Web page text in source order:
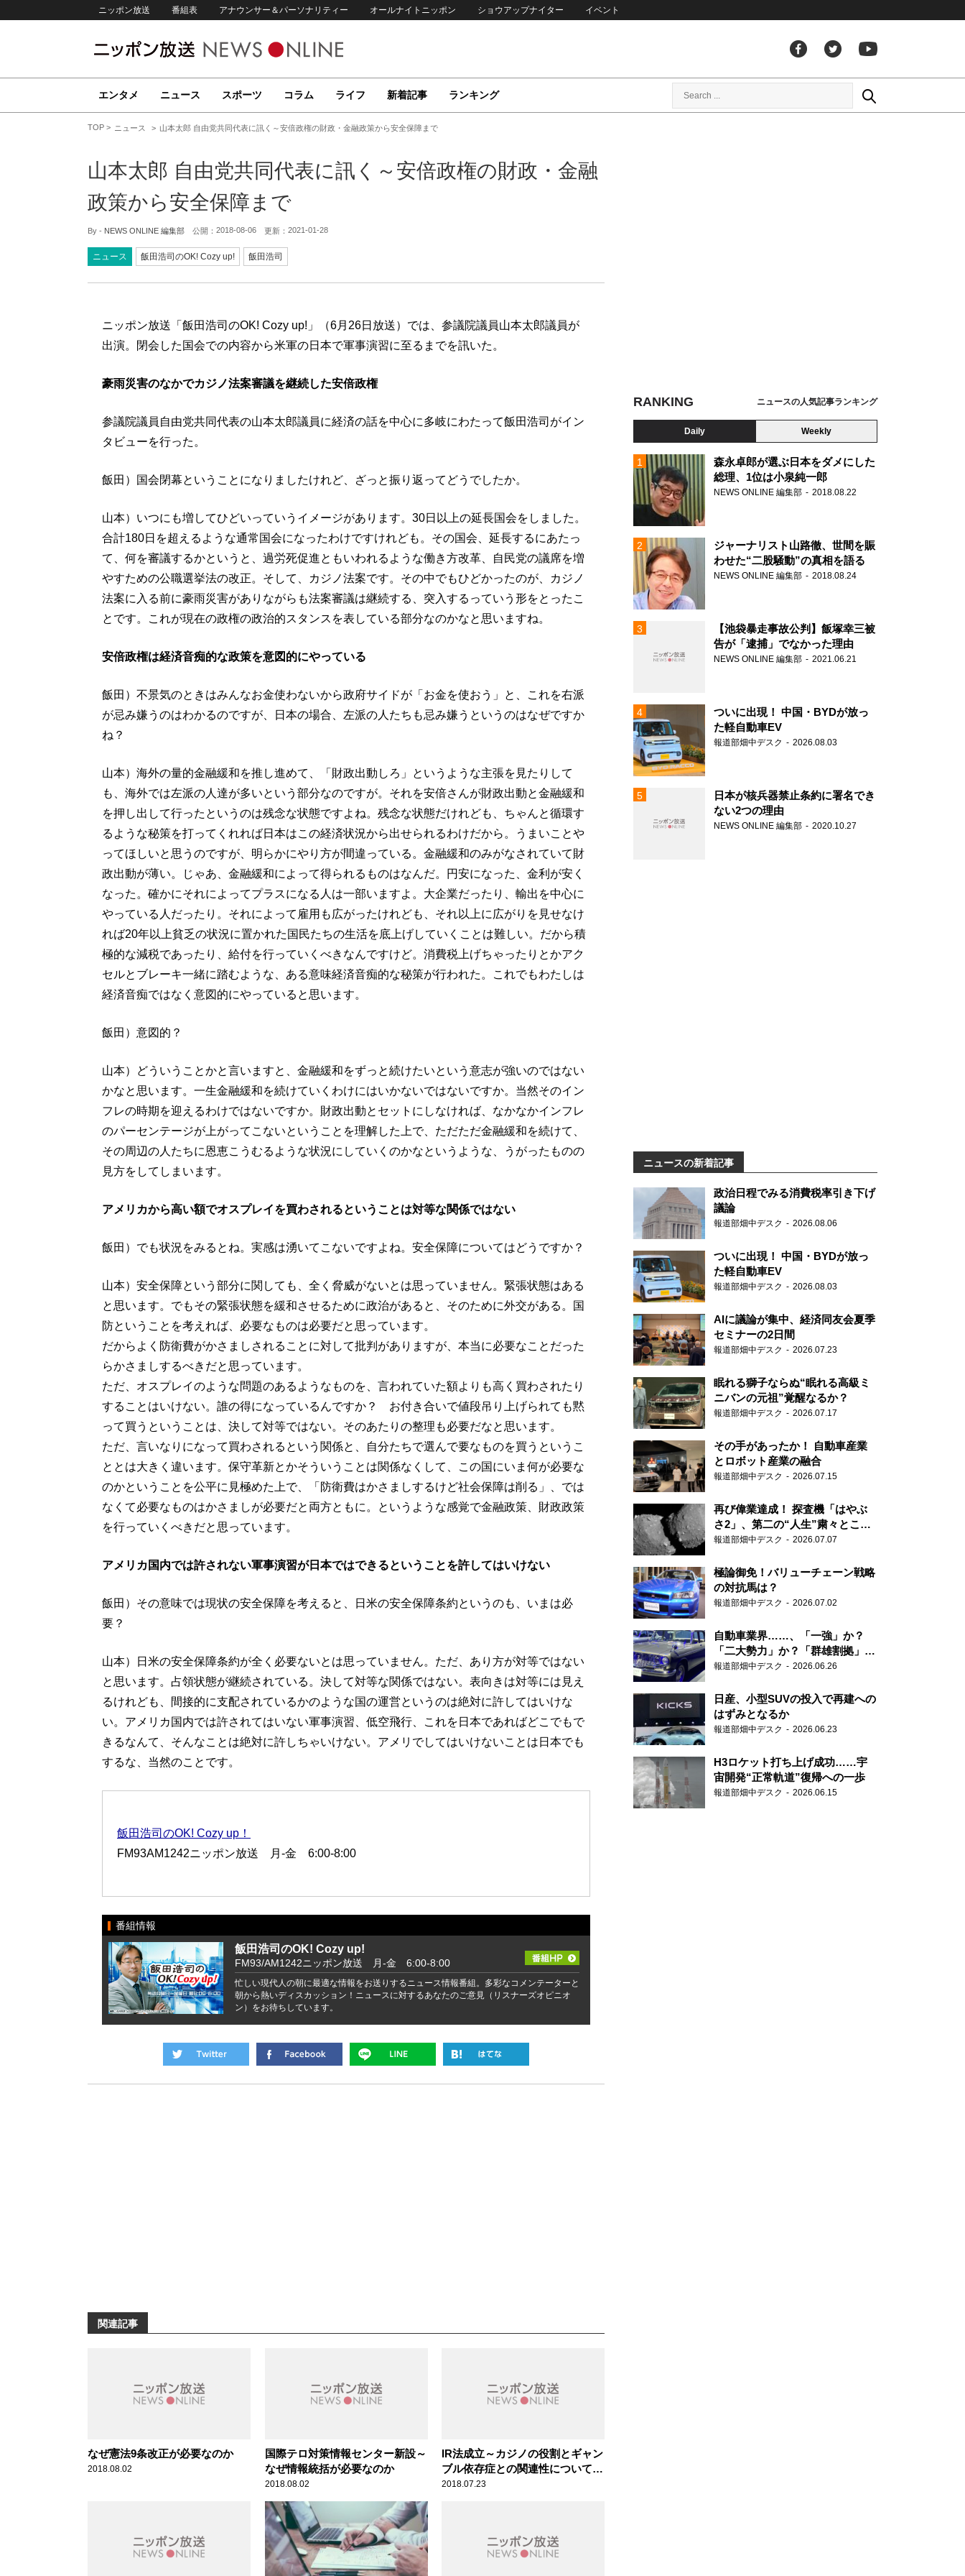
ニッポン放送 番組表 アナウンサー＆パーソナリティー オールナイトニッポン ショウアップナイター イベント
エンタメ ニュース スポーツ コラム ライフ 新着記事 ランキング
TOP ニュース 山本太郎 自由党共同代表に訊く～安倍政権の財政・金融政策から安全保障まで
山本太郎 自由党共同代表に訊く～安倍政権の財政・金融
政策から安全保障まで
By - NEWS ONLINE 編集部 公開： 2018-08-06 更新： 2021-01-28
ニュース 飯田浩司のOK! Cozy up! 飯田浩司
ニッポン放送「飯田浩司のOK! Cozy up!」（6月26日放送）では、参議院議員山本太郎議員が
出演。閉会した国会での内容から米軍の日本で軍事演習に至るまでを訊いた。
豪雨災害のなかでカジノ法案審議を継続した安倍政権
参議院議員自由党共同代表の山本太郎議員に経済の話を中心に多岐にわたって飯田浩司がイン
タビューを行った。
飯田）国会閉幕ということになりましたけれど、ざっと振り返ってどうでしたか。
山本）いつにも増してひどいっていうイメージがあります。30日以上の延長国会をしました。
合計180日を超えるような通常国会になったわけですけれども。その国会、延長するにあたっ
て、何を審議するかというと、過労死促進ともいわれるような働き方改革、自民党の議席を増
やすための公職選挙法の改正。そして、カジノ法案です。その中でもひどかったのが、カジノ
法案に入る前に豪雨災害がありながらも法案審議は継続する、突入するっていう形をとったこ
とです。これが現在の政権の政治的スタンスを表している部分なのかなと思いますね。
安倍政権は経済音痴的な政策を意図的にやっている
飯田）不景気のときはみんなお金使わないから政府サイドが「お金を使おう」と、これを右派
が忌み嫌うのはわかるのですが、日本の場合、左派の人たちも忌み嫌うというのはなぜですか
ね？
山本）海外の量的金融緩和を推し進めて、「財政出動しろ」というような主張を見たりして
も、海外では左派の人達が多いという部分なのですが。それを安倍さんが財政出動と金融緩和
を押し出して行ったというのは残念な状態ですよね。残念な状態だけれども、ちゃんと循環す
るような秘策を打ってくれれば日本はこの経済状況から出せられるわけだから。うまいことや
ってほしいと思うのですが、明らかにやり方が間違っている。金融緩和のみがなされていて財
政出動が薄い。じゃあ、金融緩和によって得られるものはなんだ。円安になった、金利が安く
なった。確かにそれによってプラスになる人は一部いますよ。大企業だったり、輸出を中心に
やっている人だったり。それによって雇用も広がったけれども、それ以上に広がりを見せなけ
れば20年以上貧乏の状況に置かれた国民たちの生活を底上げしていくことは難しい。だから積
極的な減税であったり、給付を行っていくべきなんですけど。消費税上げちゃったりとかアク
セルとブレーキ一緒に踏むような、ある意味経済音痴的な秘策が行われた。これでもわたしは
経済音痴ではなく意図的にやっていると思います。
飯田）意図的？
山本）どういうことかと言いますと、金融緩和をずっと続けたいという意志が強いのではない
かなと思います。一生金融緩和を続けていくわけにはいかないではないですか。当然そのイン
フレの時期を迎えるわけではないですか。財政出動とセットにしなければ、なかなかインフレ
のパーセンテージが上がってこないということを理解した上で、ただただ金融緩和を続けて、
その周辺の人たちに恩恵こうむるような状況にしていくのかなというような、うがったものの
見方をしてしまいます。
アメリカから高い額でオスプレイを買わされるということは対等な関係ではない
飯田）でも状況をみるとね。実感は湧いてこないですよね。安全保障についてはどうですか？
山本）安全保障という部分に関しても、全く脅威がないとは思っていません。緊張状態はある
と思います。でもその緊張状態を緩和させるために政治があると、そのために外交がある。国
防ということを考えれば、必要なものは必要だと思っています。
だからよく防衛費がかさましされることに対して批判がありますが、本当に必要なことだった
らかさましするべきだと思っています。
ただ、オスプレイのような問題のあるようなものを、言われていた額よりも高く買わされたり
することはいけない。誰の得になっているんですか？ お付き合いで値段吊り上げられても黙
って買うということは、決して対等ではない。そのあたりの整理も必要だなと思います。
ただ、言いなりになって買わされるという関係と、自分たちで選んで要なものを買うというこ
ととは大きく違います。保守革新とかそういうことは関係なくして、この国にいま何が必要な
のかということを公平に見極めた上で、「防衛費はかさましするけど社会保障は削る」、では
なくて必要なものはかさましが必要だと両方ともに。というような感覚で金融政策、財政政策
を行っていくべきだと思っています。
アメリカ国内では許されない軍事演習が日本ではできるということを許してはいけない
飯田）その意味では現状の安全保障を考えると、日米の安全保障条約というのも、いまは必
要？
山本）日米の安全保障条約が全く必要ないとは思っていません。ただ、あり方が対等ではない
と思います。占領状態が継続されている。決して対等な関係ではない。表向きは対等には見え
るけれども、間接的に支配されているかのような国の運営というのは絶対に許してはいけな
い。アメリカ国内では許されてはいない軍事演習、低空飛行、これを日本であればどこでもで
きるなんて、そんなことは絶対に許しちゃいけない。アメリでしてはいけないことは日本でも
するな、当然のことです。
飯田浩司のOK! Cozy up！
FM93AM1242ニッポン放送 月-金 6:00-8:00
番組情報
飯田浩司のOK! Cozy up!
FM93/AM1242ニッポン放送 月-金 6:00-8:00
忙しい現代人の朝に最適な情報をお送りするニュース情報番組。多彩なコメンテーターと
朝から熱いディスカッション！ニュースに対するあなたのご意見（リスナーズオピニオ
ン）をお待ちしています。
関連記事
なぜ憲法9条改正が必要なのか
2018.08.02
国際テロ対策情報センター新設～
なぜ情報統括が必要なのか
2018.08.02
IR法成立～カジノの役割とギャン
ブル依存症との関連性についての
疑問点
2018.07.23
RANKING ニュースの人気記事ランキング
Daily Weekly
森永卓郎が選ぶ日本をダメにした
総理、1位は小泉純一郎
NEWS ONLINE 編集部 2018.08.22
ジャーナリスト山路徹、世間を賑
わせた“二股騒動”の真相を語る
NEWS ONLINE 編集部 2018.08.24
【池袋暴走事故公判】飯塚幸三被
告が「逮捕」でなかった理由
NEWS ONLINE 編集部 2021.06.21
ついに出現！ 中国・BYDが放っ
た軽自動車EV
報道部畑中デスク 2026.08.03
日本が核兵器禁止条約に署名でき
ない2つの理由
NEWS ONLINE 編集部 2020.10.27
ニュースの新着記事
政治日程でみる消費税率引き下げ
議論
報道部畑中デスク 2026.08.06
ついに出現！ 中国・BYDが放っ
た軽自動車EV
報道部畑中デスク 2026.08.03
AIに議論が集中、経済同友会夏季
セミナーの2日間
報道部畑中デスク 2026.07.23
眠れる獅子ならぬ“眠れる高級ミ
ニバンの元祖”覚醒なるか？
報道部畑中デスク 2026.07.17
その手があったか！ 自動車産業
とロボット産業の融合
報道部畑中デスク 2026.07.15
再び偉業達成！ 探査機「はやぶ
さ2」、第二の“人生”粛々とこな
す
報道部畑中デスク 2026.07.07
極論御免！バリューチェーン戦略
の対抗馬は？
報道部畑中デスク 2026.07.02
自動車業界……、「一強」か？
「二大勢力」か？「群雄割拠」
か？
報道部畑中デスク 2026.06.26
日産、小型SUVの投入で再建への
はずみとなるか
報道部畑中デスク 2026.06.23
H3ロケット打ち上げ成功……宇
宙開発“正常軌道”復帰への一歩
報道部畑中デスク 2026.06.15